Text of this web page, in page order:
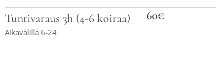
Tuntivaraus 3h (4-6 koiraa)
Aikavälillä 6-24
60€